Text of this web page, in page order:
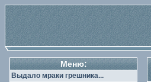
Меню:
Выдало мраки грешника...